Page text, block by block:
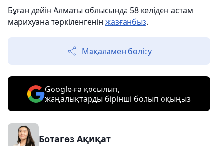
Бұған дейін Алматы облысында 58 келіден астам
марихуана тәркіленгенін жазғанбыз.
Мақаламен бөлісу
Google-ға қосылып,
жаңалықтарды бірінші болып оқыңыз
Ботагөз Ақиқат